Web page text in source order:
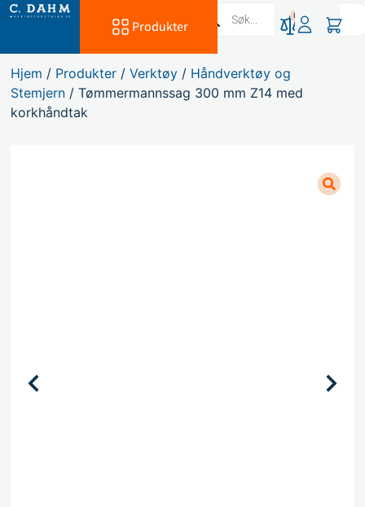
Produkter
0
Hjem / Produkter /Verktøy / Håndverktøy og
Stemjern / Tømmermannssag 300 mm Z14 med
korkhåndtak